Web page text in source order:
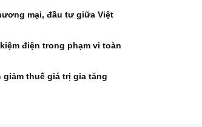
mại, đầu tư giữa Việt
điện trong phạm vi toàn
thuế giá trị gia tăng